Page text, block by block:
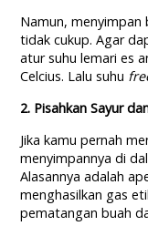
Namun, menyimpan
tidak cukup. Agar
atur suhu lemari es
Celcius. Lalu suhu
2. Pisahkan Sayur
Jika kamu pernah
menyimpannya di
Alasannya adalah
menghasilkan gas
pematangan buah